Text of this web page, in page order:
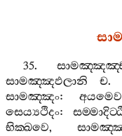
35.
සාමඤ‍්ඤඵලානි
ච
සාමඤ‍්ඤං: අයමෙව
සෙය්‍යථිදං:
භික‍්ඛවෙ,